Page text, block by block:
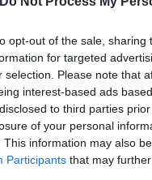
opt-out of the sale,
for targeted
selection. Please note that
interest-based ads
to third parties
of your personal
This information may also
Participants that may
μέρα και άλλα
με
οικογένειά μου
2015/16, ενώ σε13